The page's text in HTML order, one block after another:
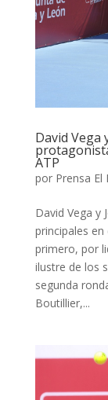
David Vega
ATP
por Prensa El
David Vega y
principales en
primero, por
ilustre de los
segunda
Boutillier,...